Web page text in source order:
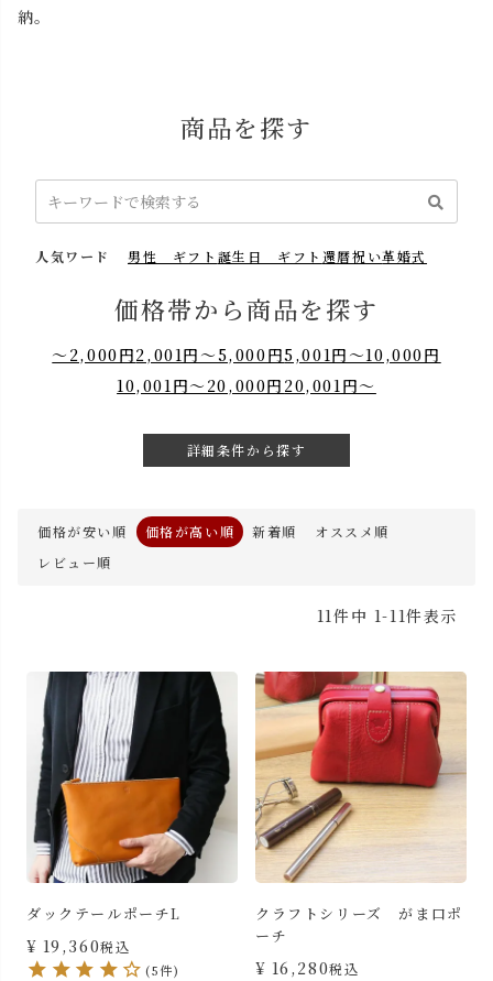
納。
商品を探す
人気ワード 男性 ギフト 誕生日 ギフト 還暦祝い革婚式
価格帯から商品を探す
～2,000円2,001円～5,000円5,001円～10,000円
10,001円～20,000円 20,001円～
詳細条件から探す
価格が安い順 価格が高い順 新着順
オススメ順
レビュー順
11件中 1-11件表示
ダックテールポーチL
¥ 19,360税込
(5件)
クラフトシリーズ がま口ポ
ーチ
¥ 16,280税込